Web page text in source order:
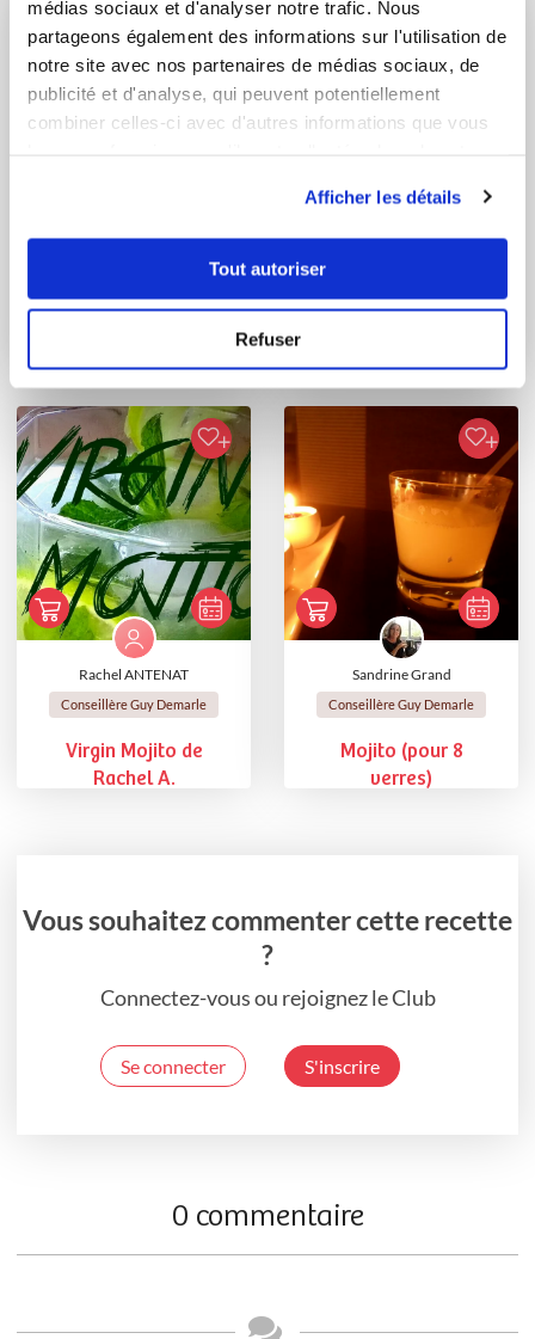
médias sociaux et d'analyser notre trafic. Nous
partageons également des informations sur l'utilisation de
notre site avec nos partenaires de médias sociaux, de
publicité et d'analyse, qui peuvent potentiellement
combiner celles-ci avec d'autres informations que vous
Afficher les détails
Tout autoriser
Refuser
Mon mojito maison
Rachel ANTENAT
Conseillère Guy Demarle
Virgin Mojito de
Rachel A.
Sandrine Grand
Conseillère Guy Demarle
Mojito (pour 8
verres)
Vous souhaitez commenter cette recette
?
Connectez-vous ou rejoignez le Club
Se connecter S'inscrire
0 commentaire